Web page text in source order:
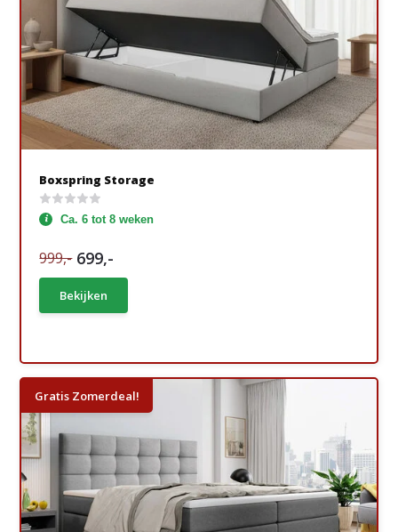
Boxspring Storage
Ca. 6 tot 8 weken
999,- 699,-
Bekijken
Gratis Zomerdeal!